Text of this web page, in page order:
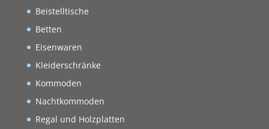
Beistelltische
Betten
Eisenwaren
Kleiderschränke
Kommoden
Nachtkommoden
Regal und Holzplatten